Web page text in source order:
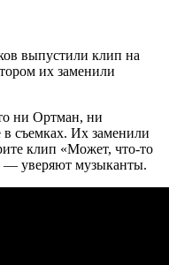
выпустили клип на
их заменили
ни Ортман, ни
съемках. Их заменили
клип «Может, что-то
— уверяют музыканты.